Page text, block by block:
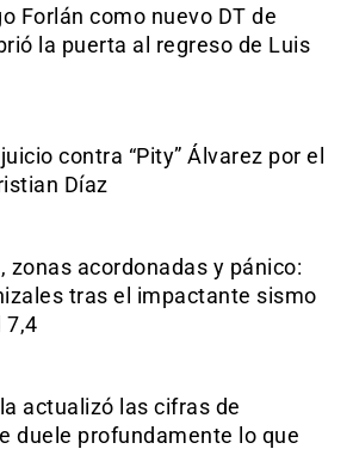
Forlán como nuevo DT de
la puerta al regreso de Luis
contra “Pity” Álvarez por el
Díaz
zonas acordonadas y pánico:
tras el impactante sismo
7,4
actualizó las cifras de
duele profundamente lo que